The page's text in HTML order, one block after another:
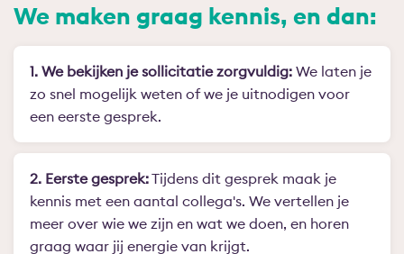
We maken graag kennis, en dan:
1. We bekijken je sollicitatie zorgvuldig: We laten je
zo snel mogelijk weten of we je uitnodigen voor
een eerste gesprek.
2. Eerste gesprek:Tijdens dit gesprek maak je
kennis met een aantal collega's. We vertellen je
meer over wie we zijn en wat we doen, en horen
graag waar jij energie van krijgt.